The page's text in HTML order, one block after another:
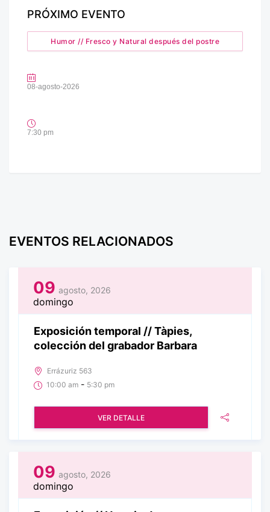
PRÓXIMO EVENTO
Humor // Fresco y Natural después del postre
08-agosto-2026
7:30 pm
EVENTOS RELACIONADOS
09 agosto, 2026
domingo
Exposición temporal // Tàpies,
colección del grabador Barbara
Errázuriz 563
10:00 am - 5:30 pm
VER DETALLE
09 agosto, 2026
domingo